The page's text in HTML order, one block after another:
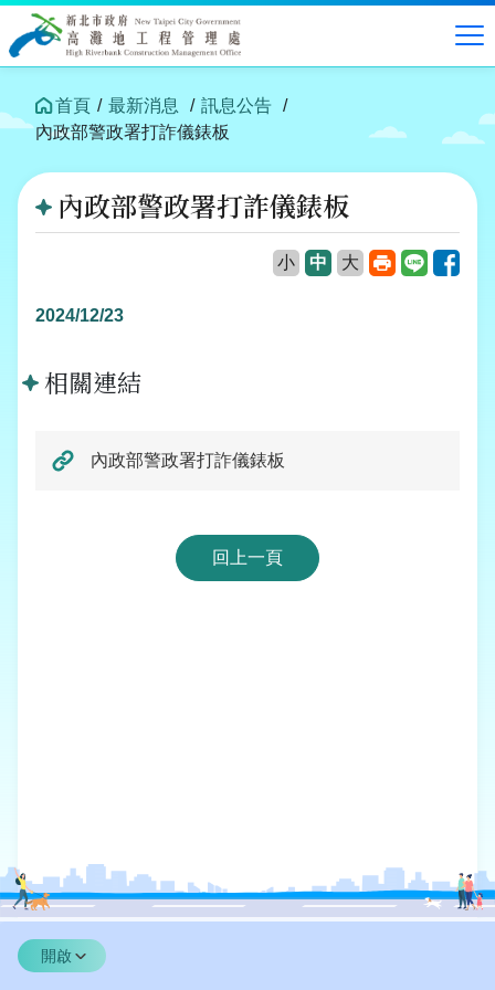
跳
中
容
首頁 最新消息
訊息公告
內政部警政署打詐儀錶板
內政部警政署打詐儀錶板
小 中 大 列 Line
2024/12/23
相關連結
內政部警政署打詐儀錶板
回上一頁
開啟